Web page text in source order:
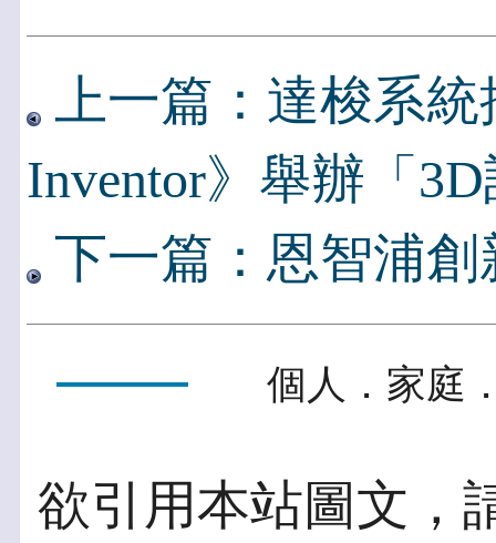
上一篇：達梭系
Inventor》舉辦「
下一篇：恩智浦
個人．家庭
欲引用本站圖文，